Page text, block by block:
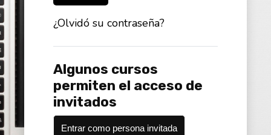
¿Olvidó su contraseña?
Algunos cursos
permiten el acceso de
invitados
Entrar como persona invitada